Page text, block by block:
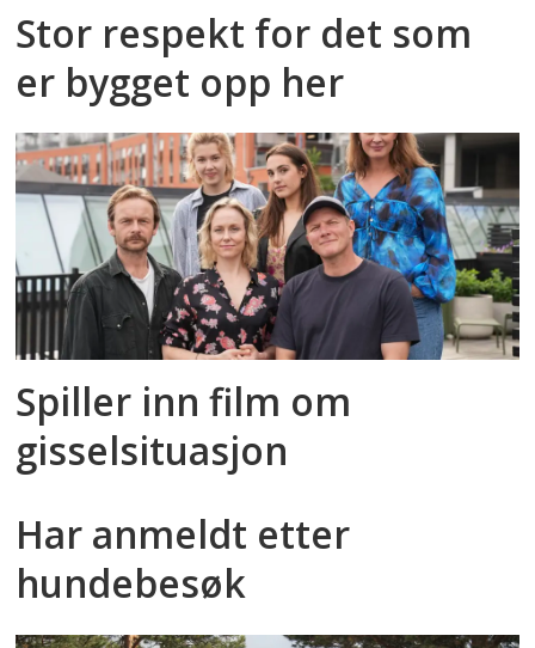
Stor respekt for det som
er bygget opp her
Spiller inn film om
gisselsituasjon
Har anmeldt etter
hundebesøk